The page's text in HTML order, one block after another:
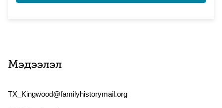
Мэдээлэл
TX_Kingwood@familyhistorymail.org